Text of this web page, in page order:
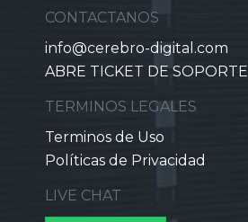
CONTACTANOS
info@cerebro-digital.com
ABRE TICKET DE SOPORTE
TERMINOS LEGALES
Terminos de Uso
Políticas de Privacidad
LIVE CHAT